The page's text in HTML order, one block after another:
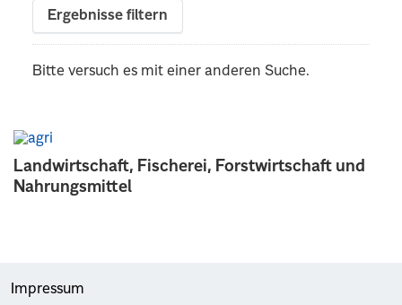
Landwirtschaft, Fischerei, Forstwirtschaft und
Nahrungsmittel
Ergebnisse filtern
Bitte versuch es mit einer anderen Suche.
Impressum